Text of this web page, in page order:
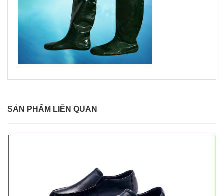
SẢN PHẨM LIÊN QUAN